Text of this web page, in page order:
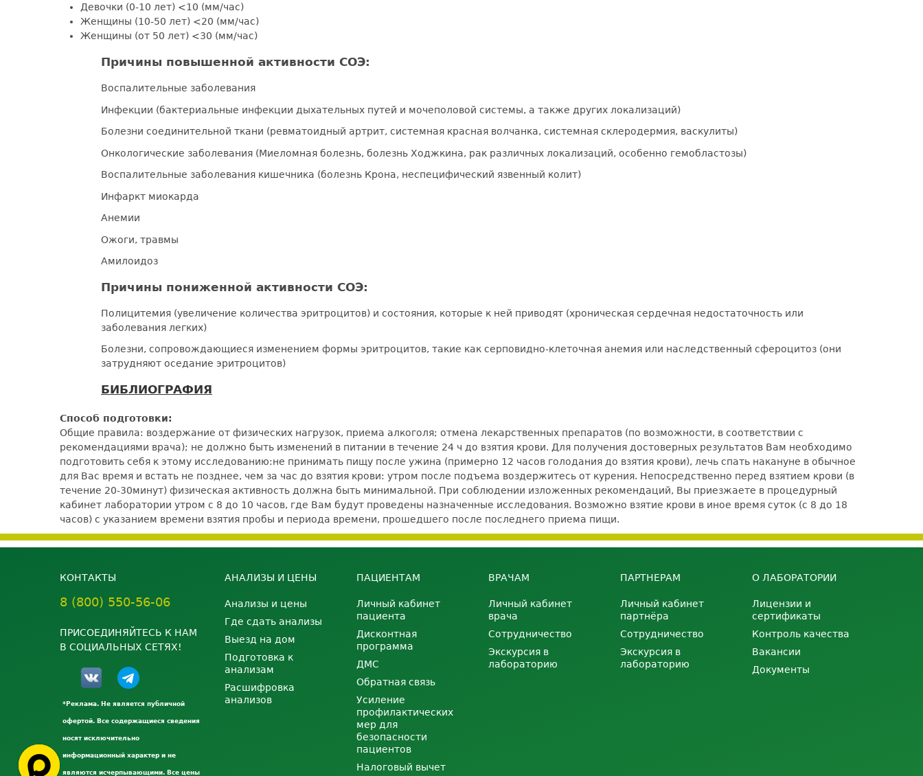
Девочки (0-10 лет) <10 (мм/час)
Женщины (10-50 лет) <20 (мм/час)
Женщины (от 50 лет) <30 (мм/час)
Причины повышенной активности СОЭ:
Воспалительные заболевания
Инфекции (бактериальные инфекции дыхательных путей и мочеполовой системы, а также других локализаций)
Болезни соединительной ткани (ревматоидный артрит, системная красная волчанка, системная склеродермия, васкулиты)
Онкологические заболевания (Миеломная болезнь, болезнь Ходжкина, рак различных локализаций, особенно гемобластозы)
Воспалительные заболевания кишечника (болезнь Крона, неспецифический язвенный колит)
Инфаркт миокарда
Анемии
Ожоги, травмы
Амилоидоз
Причины пониженной активности СОЭ:
Полицитемия (увеличение количества эритроцитов) и состояния, которые к ней приводят (хроническая сердечная недостаточность или
заболевания легких)
Болезни, сопровождающиеся изменением формы эритроцитов, такие как серповидно-клеточная анемия или наследственный сфероцитоз (они
затрудняют оседание эритроцитов)
БИБЛИОГРАФИЯ
Способ подготовки:
Общие правила: воздержание от физических нагрузок, приема алкоголя; отмена лекарственных препаратов (по возможности, в соответствии с
рекомендациями врача); не должно быть изменений в питании в течение 24 ч до взятия крови. Для получения достоверных результатов Вам необходимо
подготовить себя к этому исследованию:не принимать пищу после ужина (примерно 12 часов голодания до взятия крови), лечь спать накануне в обычное
для Вас время и встать не позднее, чем за час до взятия крови: утром после подъема воздержитесь от курения. Непосредственно перед взятием крови (в
течение 20-30минут) физическая активность должна быть минимальной. При соблюдении изложенных рекомендаций, Вы приезжаете в процедурный
кабинет лаборатории утром с 8 до 10 часов, где Вам будут проведены назначенные исследования. Возможно взятие крови в иное время суток (с 8 до 18
часов) с указанием времени взятия пробы и периода времени, прошедшего после последнего приема пищи.
КОНТАКТЫ
8 (800) 550-56-06
ПРИСОЕДИНЯЙТЕСЬ К НАМ
В СОЦИАЛЬНЫХ СЕТЯХ!
*Реклама. Не является публичной
офертой. Все содержащиеся сведения
носят исключительно
информационный характер и не
являются исчерпывающими. Все цены
АНАЛИЗЫ И ЦЕНЫ
Анализы и цены
Где сдать анализы
Выезд на дом
Подготовка к
анализам
Расшифровка
анализов
ПАЦИЕНТАМ
Личный кабинет
пациента
Дисконтная
программа
ДМС
Обратная связь
Усиление
профилактических
мер для
безопасности
пациентов
Налоговый вычет
ВРАЧАМ
Личный кабинет
врача
Сотрудничество
Экскурсия в
лабораторию
ПАРТНЕРАМ
Личный кабинет
партнёра
Сотрудничество
Экскурсия в
лабораторию
О ЛАБОРАТОРИИ
Лицензии и
сертификаты
Контроль качества
Вакансии
Документы